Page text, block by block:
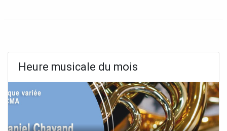
Heure musicale du mois